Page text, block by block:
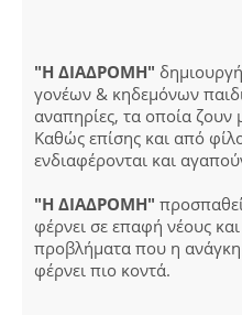
"Η ΔΙΑΔΡΟΜΗ"
γονέων & κηδεμόνων
αναπηρίες, τα οποία ζουν
Καθώς επίσης και από
ενδιαφέρονται και
"Η ΔΙΑΔΡΟΜΗ"
φέρνει σε επαφή νέους και
προβλήματα που η ανάγκη
φέρνει πιο κοντά.